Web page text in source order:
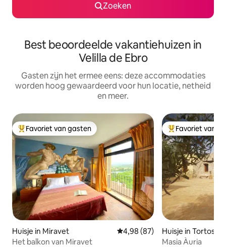
Zoeken
Best beoordeelde vakantiehuizen in
Velilla de Ebro
Gasten zijn het ermee eens: deze accommodaties
worden hoog gewaardeerd voor hun locatie, netheid
en meer.
Topfavoriet van gasten
Favoriet van gasten
Huisje in Miravet Gemiddelde beoordeling van
4,98 (87)
Het balkon van Miravet
Topfavoriet van
Favoriet van
Huisje in Tortosa
Masia Àuria